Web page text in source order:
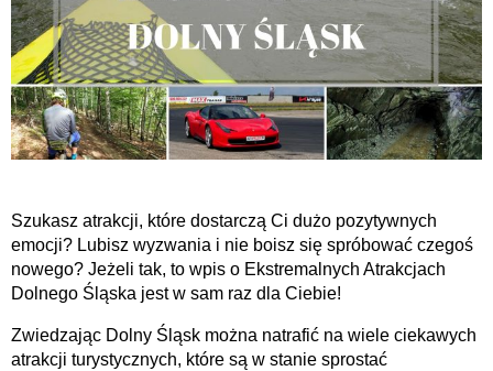
Szukasz atrakcji, które dostarczą Ci dużo pozytywnych
emocji? Lubisz wyzwania i nie boisz się spróbować czegoś
nowego? Jeżeli tak, to wpis o Ekstremalnych Atrakcjach
Dolnego Śląska jest w sam raz dla Ciebie!
Zwiedzając Dolny Śląsk można natrafić na wiele ciekawych
atrakcji turystycznych, które są w stanie sprostać